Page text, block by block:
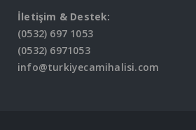
İletişim & Destek:
(0532) 697 1053
(0532) 6971053
info@turkiyecamihalisi.com